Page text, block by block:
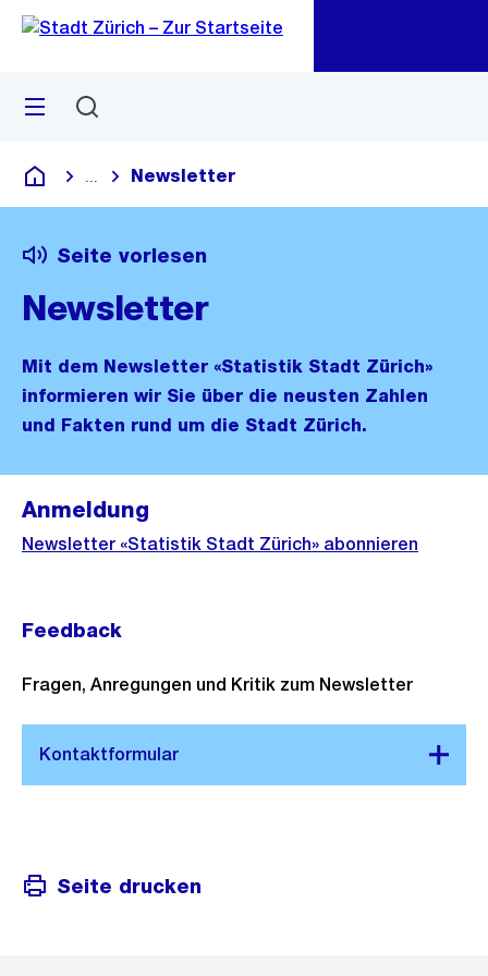
Navigation
Sprunglink
Menü
Deutsch
Blende alle Breadcrumbs ein
Newsletter
Seite vorlesen
Newsletter
Mit dem Newsletter «Statistik Stadt Zürich»
informieren wir Sie über die neusten Zahlen
und Fakten rund um die Stadt Zürich.
Anmeldung
Newsletter «Statistik Stadt Zürich» abonnieren
Feedback
Fragen, Anregungen und Kritik zum Newsletter
Seite drucken